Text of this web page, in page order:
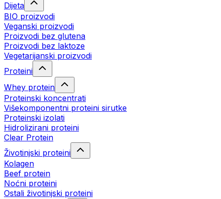
Dijeta
BIO proizvodi
Veganski proizvodi
Proizvodi bez glutena
Proizvodi bez laktoze
Vegetarijanski proizvodi
Proteini
Whey protein
Proteinski koncentrati
Višekomponentni proteini sirutke
Proteinski izolati
Hidrolizirani proteini
Clear Protein
Životinjski proteini
Kolagen
Beef protein
Noćni proteini
Ostali životinjski proteini